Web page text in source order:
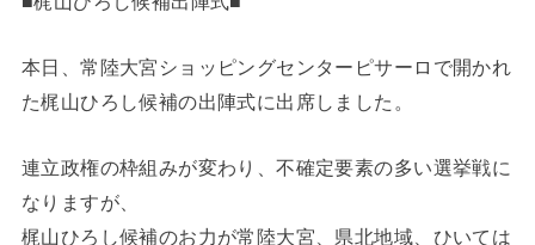
本日、常陸大宮ショッピングセンターピサーロで開かれ
た梶山ひろし候補の出陣式に出席しました。
連立政権の枠組みが変わり、不確定要素の多い選挙戦に
なりますが、
梶山ひろし候補のお力が常陸大宮、県北地域、ひいては